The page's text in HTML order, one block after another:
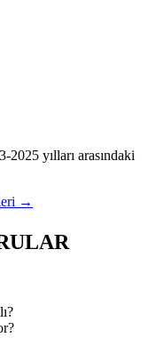
-2025 yılları arasındaki
→